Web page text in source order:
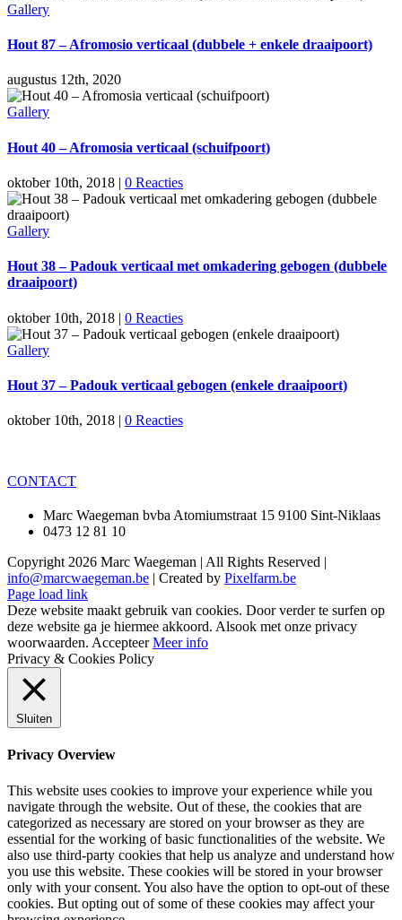
Gallery
Hout 87 – Afromosio verticaal (dubbele + enkele draaipoort)
augustus 12th, 2020
Gallery
Hout 40 – Afromosia verticaal (schuifpoort)
oktober 10th, 2018 | 0 Reacties
Gallery
Hout 38 – Padouk verticaal met omkadering gebogen (dubbele
draaipoort)
oktober 10th, 2018 | 0 Reacties
Gallery
Hout 37 – Padouk verticaal gebogen (enkele draaipoort)
oktober 10th, 2018 | 0 Reacties
CONTACT
Marc Waegeman bvba Atomiumstraat 15 9100 Sint-Niklaas
0473 12 81 10
Copyright 2026 Marc Waegeman | All Rights Reserved |
info@marcwaegeman.be | Created by Pixelfarm.be
Page load link
Deze website maakt gebruik van cookies. Door verder te surfen op
deze website ga je hiermee akkoord. Alsook met onze privacy
woorwaarden. Accepteer Meer info
Privacy & Cookies Policy
Sluiten
Privacy Overview
This website uses cookies to improve your experience while you
navigate through the website. Out of these, the cookies that are
categorized as necessary are stored on your browser as they are
essential for the working of basic functionalities of the website. We
also use third-party cookies that help us analyze and understand how
you use this website. These cookies will be stored in your browser
only with your consent. You also have the option to opt-out of these
cookies. But opting out of some of these cookies may affect your